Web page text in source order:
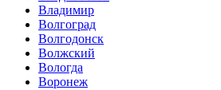
Владимир
Волгоград
Волгодонск
Волжский
Вологда
Воронеж